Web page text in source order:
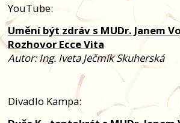
YouTube:
Umění být zdráv s MUDr. Janem
Rozhovor Ecce Vita
Autor: Ing. Iveta Ječmík Skuherská
Divadlo Kampa: